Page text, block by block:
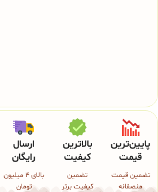
پایین‌ترین
قیمت
تضمین قیمت
منصفانه
بالاترین
کیفیت
تضمین
کیفیت برتر
ارسال
رایگان
بالای 4 میلیون
تومان